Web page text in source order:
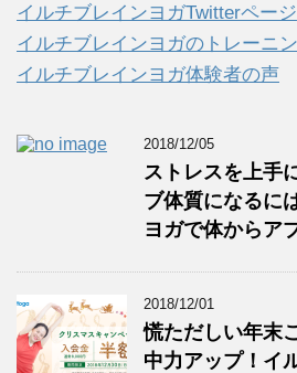
イルチブレインヨガTwitterページ
イルチブレインヨガのトレーニ
イルチブレインヨガ体験者の声
2018/12/05
ストレスを上手
ブ体質になるに
ヨガで体からア
2018/12/01
慌ただしい年末
中力アップ！イ